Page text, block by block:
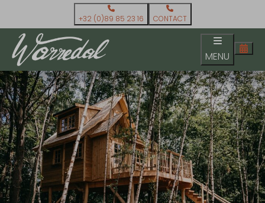
+32 (0)89 85 23 16 CONTACT
MENU